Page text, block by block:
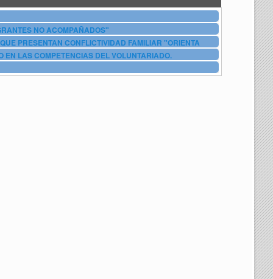
NO ACOMPAÑADOS"
PRESENTAN CONFLICTIVIDAD FAMILIAR "ORIENTA
LAS COMPETENCIAS DEL VOLUNTARIADO.